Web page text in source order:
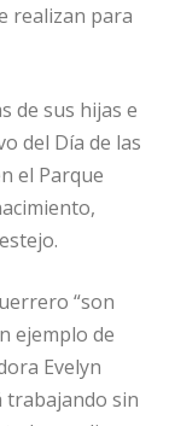
realizan para
de sus hijas e
del Día de las
el Parque
“son
ejemplo de
Evelyn
trabajando sin